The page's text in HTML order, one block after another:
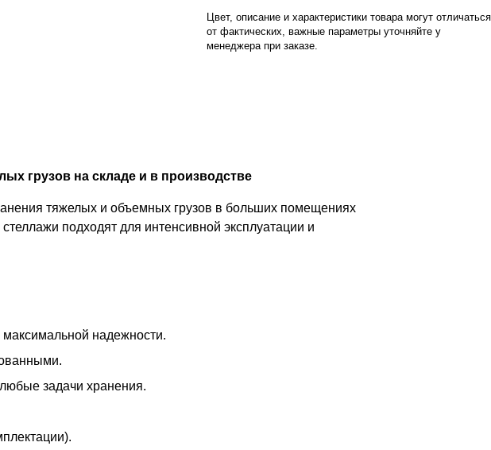
Цвет, описание и характеристики товара могут отличаться
от фактических, важные параметры уточняйте у
менеджера при заказе.
грузов на складе и в производстве
тяжелых и объемных грузов в больших помещениях
подходят для интенсивной эксплуатации и
надежности.
задачи хранения.